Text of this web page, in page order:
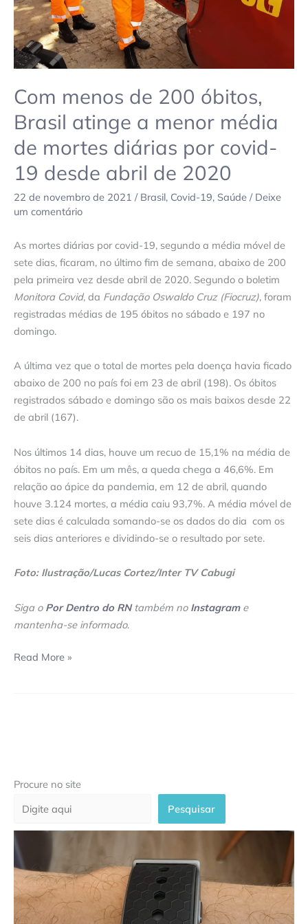
Com menos de 200 óbitos,
Brasil atinge a menor média
de mortes diárias por covid-
19 desde abril de 2020
22 de novembro de 2021 / Brasil, Covid-19, Saúde / Deixe
um comentário
As mortes diárias por covid-19, segundo a média móvel de
sete dias, ficaram, no último fim de semana, abaixo de 200
pela primeira vez desde abril de 2020. Segundo o boletim
Monitora Covid, da Fundação Oswaldo Cruz (Fiocruz), foram
registradas médias de 195 óbitos no sábado e 197 no
domingo.
A última vez que o total de mortes pela doença havia ficado
abaixo de 200 no país foi em 23 de abril (198). Os óbitos
registrados sábado e domingo são os mais baixos desde 22
de abril (167).
Nos últimos 14 dias, houve um recuo de 15,1% na média de
óbitos no país. Em um mês, a queda chega a 46,6%. Em
relação ao ápice da pandemia, em 12 de abril, quando
houve 3.124 mortes, a média caiu 93,7%. A média móvel de
sete dias é calculada somando-se os dados do dia com os
seis dias anteriores e dividindo-se o resultado por sete.
Foto: Ilustração/Lucas Cortez/Inter TV Cabugi
Siga o Por Dentro do RNtambém no Instagrame
mantenha-se informado.
menor
média
de
mortes
diárias
por
covid-
19
desde
abril
de
2020
Read More »
Procure no site
Pesquisar